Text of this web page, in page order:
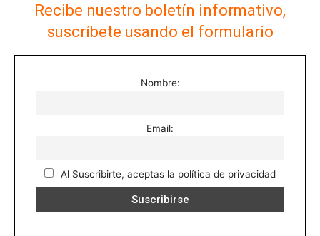
Recibe nuestro boletín informativo,
suscríbete usando el formulario
Nombre:
Email:
Al Suscribirte, aceptas la política de privacidad